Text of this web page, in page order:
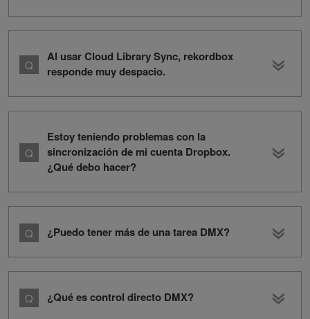
Al usar Cloud Library Sync, rekordbox
responde muy despacio.
Estoy teniendo problemas con la
sincronización de mi cuenta Dropbox.
¿Qué debo hacer?
¿Puedo tener más de una tarea DMX?
¿Qué es control directo DMX?